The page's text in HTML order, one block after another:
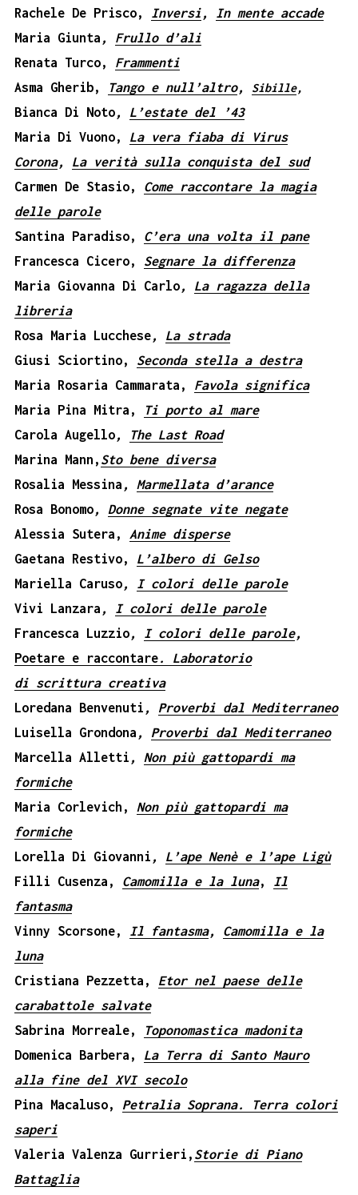
Rachele De Prisco, Inversi, In mente accade
Maria Giunta , Frullo d’ali
Renata Turco, Frammenti
Asma Gherib,
Tango e null’altro, Sibille,
Bianca Di Noto, L’estate del ’43
Maria Di Vuono, La vera fiaba di Virus
Corona, La verità sulla conquista del sud
Carmen De Stasio, Come raccontare la magia
delle parole
Santina Paradiso, C’era una volta il pane
Francesca Cicero, Segnare la differenza
Maria Giovanna Di Carlo, La ragazza della
libreria
Rosa Maria Lucchese, La strada
Giusi Sciortino, Seconda stella a destra
Maria Rosaria Cammarata, Favola significa
Maria Pina Mitra,
Ti porto al mare
Carola Augello,
The Last Road
Marina Mann, Sto bene diversa
Rosalia Messina , Marmellata d’arance
Rosa Bonomo, Donne segnate vite negate
Alessia Sutera, Anime disperse
Gaetana Restivo, L’albero di Gelso
Mariella Caruso, I colori delle parole
Vivi Lanzara , I colori delle parole
Francesca Luzzio, I colori delle parole,
Poetare e raccontare. Laboratorio
di scrittura creativa
Loredana Benvenuti , Proverbi dal Mediterraneo
Luisella Grondona , Proverbi dal Mediterraneo
Marcella Alletti , Non più gattopardi ma
formiche
Maria Corlevich, Non più gattopardi ma
formiche
Lorella Di Giovanni , L’ape Nenè e l’ape Ligù
Filli Cusenza, Camomilla e la luna, Il
fantasma
Vinny Scorsone, Il fantasma, Camomilla e la
luna
Cristiana Pezzetta, Etor nel paese delle
carabattole salvate
Sabrina Morreale,
Toponomastica madonita
Domenica Barbera, La Terra di Santo Mauro
alla fine del XVI secolo
Pina Macaluso, Petralia Soprana. Terra colori
saperi
Valeria Valenza Gurrieri, Storie di Piano
Battaglia